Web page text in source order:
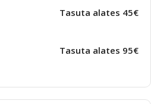
Tasuta alates 45€
Tasuta alates 95€